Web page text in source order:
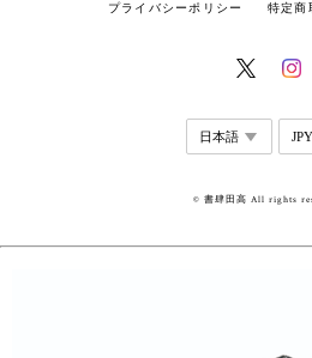
プライバシーポリシー 特定商
© 書肆田高 All rights